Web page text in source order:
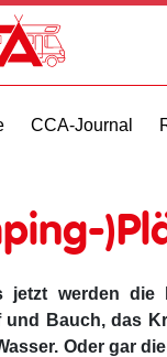
CCA-Journal
werden die
Bauch, das
Oder gar